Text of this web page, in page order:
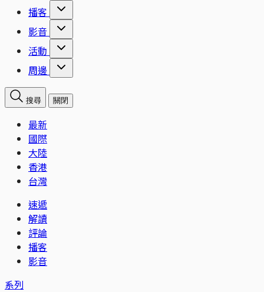
播客
影音
活動
周邊
搜尋 關閉
最新
國際
大陸
香港
台灣
速遞
解讀
評論
播客
影音
系列